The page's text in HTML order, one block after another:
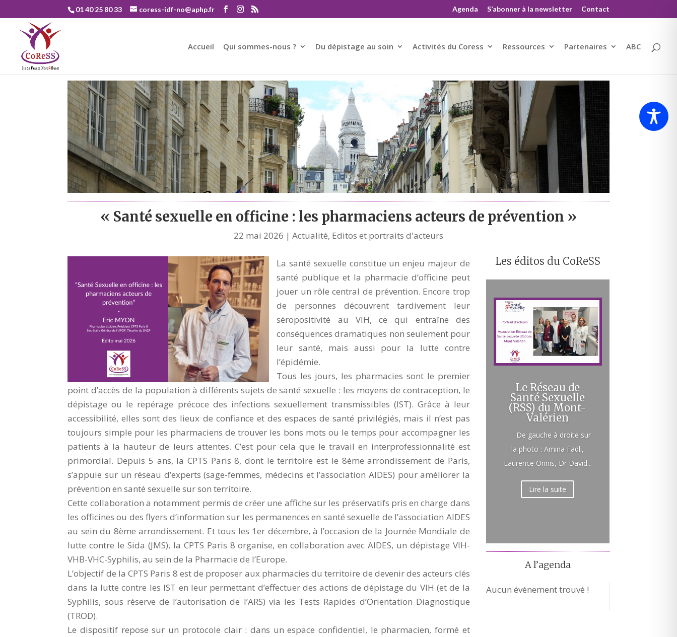
01 40 25 80 33 coress-idf-no@aphp.fr Agenda S’abonner à la newsletter Contact
Accueil Qui sommes-nous ? Du dépistage au soin Activités du Coress Ressources Partenaires ABC
« Santé sexuelle en officine : les pharmaciens acteurs de prévention »
22 mai 2026 | Actualité, Editos et portraits d'acteurs
La santé sexuelle constitue un enjeu majeur de
santé publique et la pharmacie d’officine peut
jouer un rôle central de prévention. Encore trop
de personnes découvrent tardivement leur
séropositivité au VIH, ce qui entraîne des
conséquences dramatiques non seulement pour
leur santé, mais aussi pour la lutte contre
l’épidémie.
Tous les jours, les pharmacies sont le premier
point d’accès de la population à différents sujets de santé sexuelle : les moyens de contraception, le
dépistage ou le repérage précoce des infections sexuellement transmissibles (IST). Grâce à leur
accessibilité, elles sont des lieux de confiance et des espaces de santé privilégiés, mais il n’est pas
toujours simple pour les pharmaciens de trouver les bons mots ou le temps pour accompagner les
patients à la hauteur de leurs attentes. C’est pour cela que le travail en interprofessionnalité est
primordial. Depuis 5 ans, la CPTS Paris 8, dont le territoire est le 8ème arrondissement de Paris,
s’appuie sur un réseau d’experts (sage-femmes, médecins et l’association AIDES) pour améliorer la
prévention en santé sexuelle sur son territoire.
Cette collaboration a notamment permis de créer une affiche sur les préservatifs pris en charge dans
les officines ou des flyers d’information sur les permanences en santé sexuelle de l’association AIDES
au sein du 8ème arrondissement. Et tous les 1er décembre, à l’occasion de la Journée Mondiale de
lutte contre le Sida (JMS), la CPTS Paris 8 organise, en collaboration avec AIDES, un dépistage VIH-
VHB-VHC-Syphilis, au sein de la Pharmacie de l’Europe.
L’objectif de la CPTS Paris 8 est de proposer aux pharmacies du territoire de devenir des acteurs clés
dans la lutte contre les IST en leur permettant d’effectuer des actions de dépistage du VIH (et de la
Syphilis, sous réserve de l’autorisation de l’ARS) via les Tests Rapides d’Orientation Diagnostique
(TROD).
Le dispositif repose sur un protocole clair : dans un espace confidentiel, le pharmacien, formé et
Les éditos du CoReSS
Le Réseau de
Santé Sexuelle
(RSS) du Mont-
Valérien
De gauche à droite sur
la photo : Amina Fadli,
Laurence Onnis, Dr David...
Lire la suite
A l’agenda
Aucun événement trouvé !